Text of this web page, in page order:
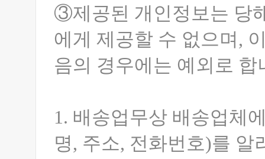
③제공된 개인정보는 당
에게 제공할 수 없으며,
음의 경우에는 예외로 합
1. 배송업무상 배송업체
명, 주소, 전화번호)를 알